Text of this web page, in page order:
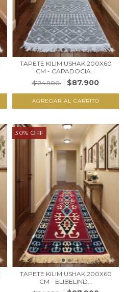
TAPETE KILIM USHAK 200X60
CM - CAPADOCIA...
$124.900
$87.900
30% OFF
TAPETE KILIM USHAK 200X60
CM - ELIBELIND...